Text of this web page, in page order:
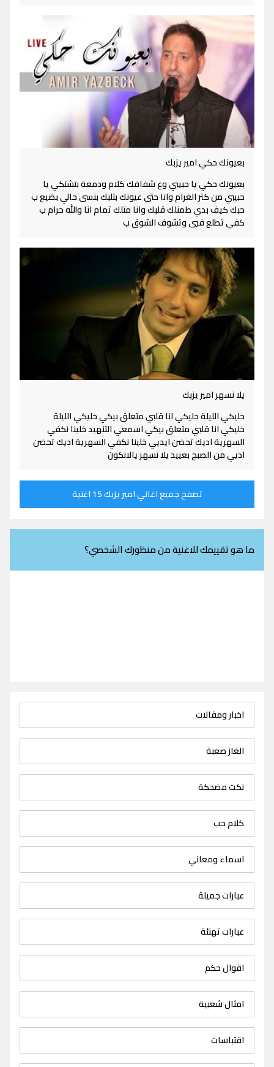
بعيونك حكي امير يزبك
بعيونك حكي يا حبيبي وع شفافك كلام ودمعة بتشتكي يا
حبيبي من كتر الغرام وانا حتى عيونك بتلبك بنسى حالي بضيع ب
حبك كيف بدي طمنلك قلبك وانا متلك تمام انا والله حرام ب
كفي تطلع فيي وتشوف الشوق ب
يلا نسهر امير يزبك
خليكي الليلة خليكي انا قلبي متعلق بيكي خليكي الليلة
خليكي انا قلبي متعلق بيكي اسمعي التنهيد خلينا نكفي
السهرية اديك تحضن ايديي خلينا نكفي السهرية اديك تحضن
اديي من الصبح بعييد يلا نسهر يالانكون
تصفح جميع اغاني امير يزبك 15 اغنية
ما هو تقييمك للاغنية من منظورك الشخصي؟
اخبار ومقالات
الغاز صعبة
نكت مضحكة
كلام حب
اسماء ومعاني
عبارات جميلة
عبارات تهنئة
اقوال حكم
امثال شعبية
اقتباسات